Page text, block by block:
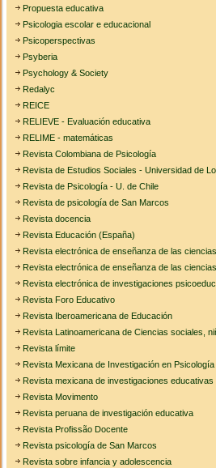
Propuesta educativa
Psicologia escolar e educacional
Psicoperspectivas
Psyberia
Psychology & Society
Redalyc
REICE
RELIEVE - Evaluación educativa
RELIME - matemáticas
Revista Colombiana de Psicología
Revista de Estudios Sociales - Universidad de
Revista de Psicología - U. de Chile
Revista de psicología de San Marcos
Revista docencia
Revista Educación (España)
Revista electrónica de enseñanza de las ciencias
Revista electrónica de enseñanza de las ciencias
Revista electrónica de investigaciones
Revista Foro Educativo
Revista Iberoamericana de Educación
Revista Latinoamericana de Ciencias sociales,
Revista límite
Revista Mexicana de Investigación en Psicología
Revista mexicana de investigaciones educativas
Revista Movimento
Revista peruana de investigación educativa
Revista Profissão Docente
Revista psicología de San Marcos
Revista sobre infancia y adolescencia